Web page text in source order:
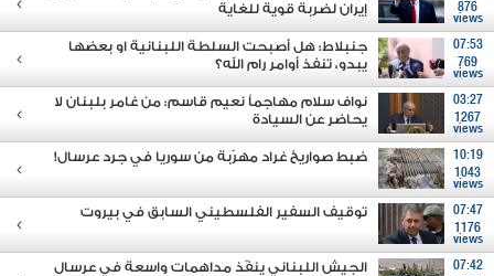
876
views
إيران لضربة قوية للغاية
07:53
769
views
جنبلاط: هل أصبحت السلطة اللبنانية او بعضها
يبدو، تنفذ أوامر رام الله؟
03:27
1267
views
نواف سلام مهاجماً نعيم قاسم: من غامر بلبنان لا
يحاضر عن السيادة
10:19
1043
views
ضبط صواريخ غراد مهرّبة من سوريا في جرد عرسال!
07:47
1176
views
توقيف السفير الفلسطيني السابق في بيروت
07:42
الجيش اللبناني ينفّذ مداهمات واسعة في عرسال